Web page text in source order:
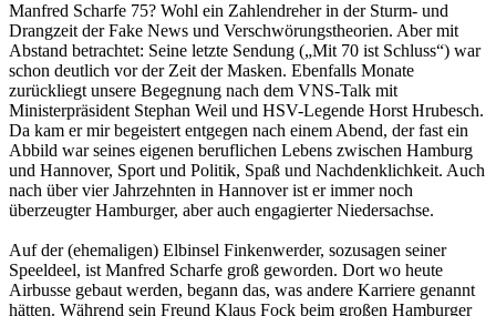
Manfred Scharfe 75? Wohl ein Zahlendreher in der Sturm- und
Drangzeit der Fake News und Verschwörungstheorien. Aber mit
Abstand betrachtet: Seine letzte Sendung („Mit 70 ist Schluss“) war
schon deutlich vor der Zeit der Masken. Ebenfalls Monate
zurückliegt unsere Begegnung nach dem VNS-Talk mit
Ministerpräsident Stephan Weil und HSV-Legende Horst Hrubesch.
Da kam er mir begeistert entgegen nach einem Abend, der fast ein
Abbild war seines eigenen beruflichen Lebens zwischen Hamburg
und Hannover, Sport und Politik, Spaß und Nachdenklichkeit. Auch
nach über vier Jahrzehnten in Hannover ist er immer noch
überzeugter Hamburger, aber auch engagierter Niedersachse.
Auf der (ehemaligen) Elbinsel Finkenwerder, sozusagen seiner
Speeldeel, ist Manfred Scharfe groß geworden. Dort wo heute
Airbusse gebaut werden, begann das, was andere Karriere genannt
hätten. Während sein Freund Klaus Fock beim großen Hamburger